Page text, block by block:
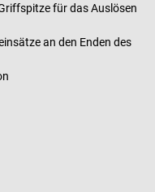
für das Auslösen
an den Enden des